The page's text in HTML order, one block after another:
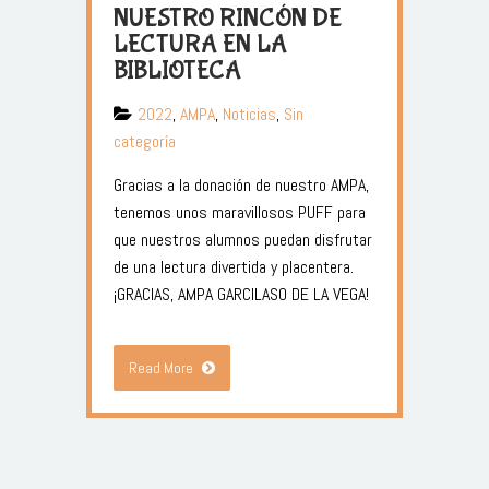
NUESTRO RINCÓN DE
LECTURA EN LA
BIBLIOTECA
2022, AMPA, Noticias, Sin
categoría
Gracias a la donación de nuestro AMPA,
tenemos unos maravillosos PUFF para
que nuestros alumnos puedan disfrutar
de una lectura divertida y placentera.
¡GRACIAS, AMPA GARCILASO DE LA VEGA!
Read More